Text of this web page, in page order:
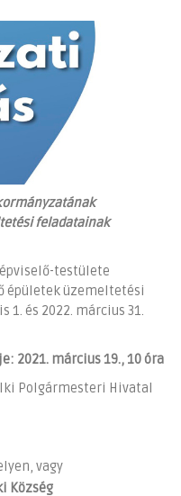
feladatainak
testülete
épületek üzemeltetési
és 2022. március 31.
2021. március 19., 10 óra
Polgármesteri Hivatal
vagy
Község